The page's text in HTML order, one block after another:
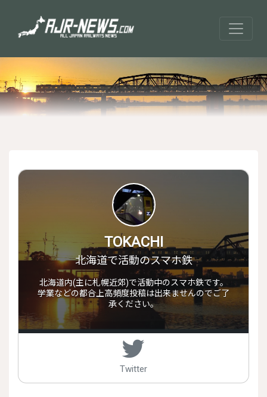
TOKACHI
北海道で活動のスマホ鉄
北海道内(主に札幌近郊)で活動中のスマホ鉄です。
学業などの都合上高頻度投稿は出来ませんのでご了
承ください。
Twitter